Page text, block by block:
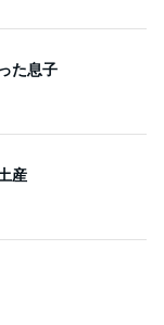
た息子
産